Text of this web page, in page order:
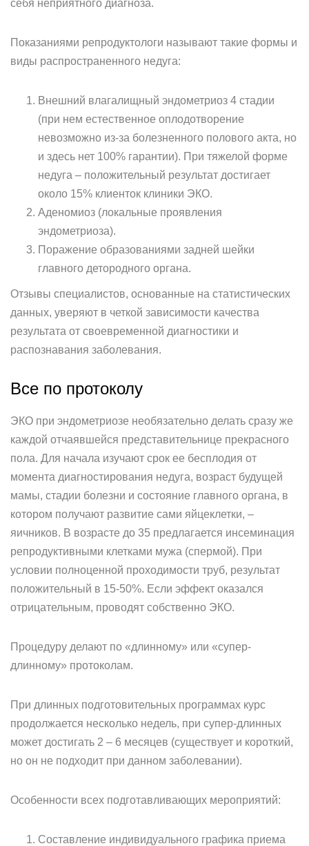
себя неприятного диагноза.
Показаниями репродуктологи называют такие формы и
виды распространенного недуга:
Внешний влагалищный эндометриоз 4 стадии
(при нем естественное оплодотворение
невозможно из-за болезненного полового акта, но
и здесь нет 100% гарантии). При тяжелой форме
недуга – положительный результат достигает
около 15% клиенток клиники ЭКО.
Аденомиоз (локальные проявления
эндометриоза).
Поражение образованиями задней шейки
главного детородного органа.
Отзывы специалистов, основанные на статистических
данных, уверяют в четкой зависимости качества
результата от своевременной диагностики и
распознавания заболевания.
Все по протоколу
ЭКО при эндометриозе необязательно делать сразу же
каждой отчаявшейся представительнице прекрасного
пола. Для начала изучают срок ее бесплодия от
момента диагностирования недуга, возраст будущей
мамы, стадии болезни и состояние главного органа, в
котором получают развитие сами яйцеклетки, –
яичников. В возрасте до 35 предлагается инсеминация
репродуктивными клетками мужа (спермой). При
условии полноценной проходимости труб, результат
положительный в 15-50%. Если эффект оказался
отрицательным, проводят собственно ЭКО.
Процедуру делают по «длинному» или «супер-
длинному» протоколам.
При длинных подготовительных программах курс
продолжается несколько недель, при супер-длинных
может достигать 2 – 6 месяцев (существует и короткий,
но он не подходит при данном заболевании).
Особенности всех подготавливающих мероприятий:
Составление индивидуального графика приема